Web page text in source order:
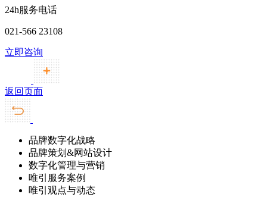
24h服务电话
021-566 23108
立即咨询
返回页面
品牌数字化战略
品牌策划&网站设计
数字化管理与营销
唯引服务案例
唯引观点与动态